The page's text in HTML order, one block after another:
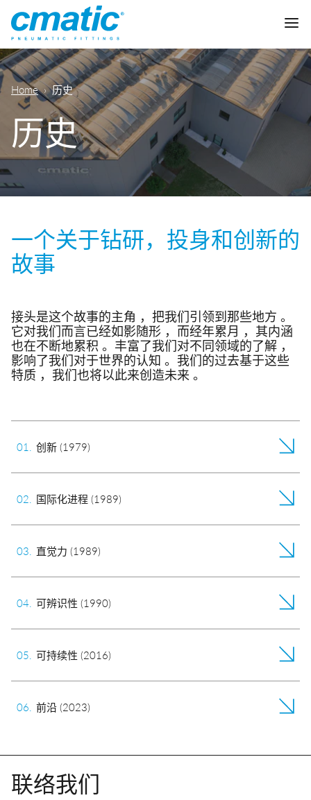
公司
产品
快插接头
快拧接头
卡套接头
快换接头
安全型快换接头
通用气动
食品，化学&制药
润滑
喷雾
交通
Cmatic实验室
质量
下载
Home 历史
历史
一个关于钻研，投身和创新的
故事
接头是这个故事的主角 ，把我们引领到那些地方 。
它对我们而言已经如影随形 ，而经年累月 ，其内涵
也在不断地累积 。丰富了我们对不同领域的了解 ，
影响了我们对于世界的认知 。我们的过去基于这些
特质 ，我们也将以此来创造未来 。
01 创新 (1979)
02 国际化进程 (1989)
03 直觉力 (1989)
04 可辨识性 (1990)
05 可持续性 (2016)
06 前沿 (2023)
联络我们